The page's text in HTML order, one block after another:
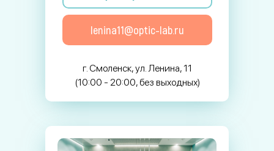
г. Смоленск, ул. Ленина, 11
(10:00 - 20:00, без выходных)
lenina11@optic-lab.ru